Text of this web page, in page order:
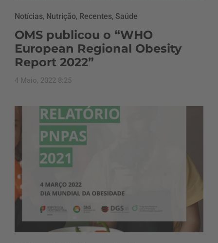
Notícias, Nutrição, Recentes, Saúde
OMS publicou o “WHO
European Regional Obesity
Report 2022”
4 Maio, 2022 8:25